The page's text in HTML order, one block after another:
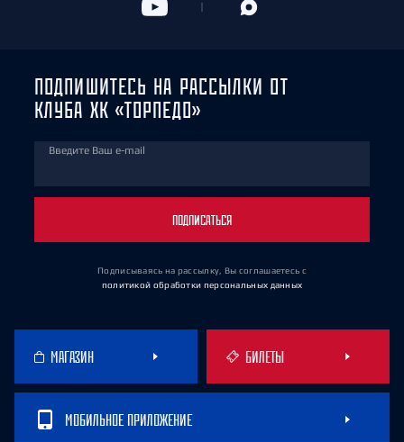
ПОДПИШИТЕСЬ НА РАССЫЛКИ ОТ
КЛУБА ХК «ТОРПЕДО»
Введите Ваш e-mail
ПОДПИСАТЬСЯ
Подписываясь на рассылку, Вы соглашаетесь с
политикой обработки персональных данных
МАГАЗИН БИЛЕТЫ
МОБИЛЬНОЕ ПРИЛОЖЕНИЕ